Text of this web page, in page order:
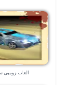
العاب زومبي